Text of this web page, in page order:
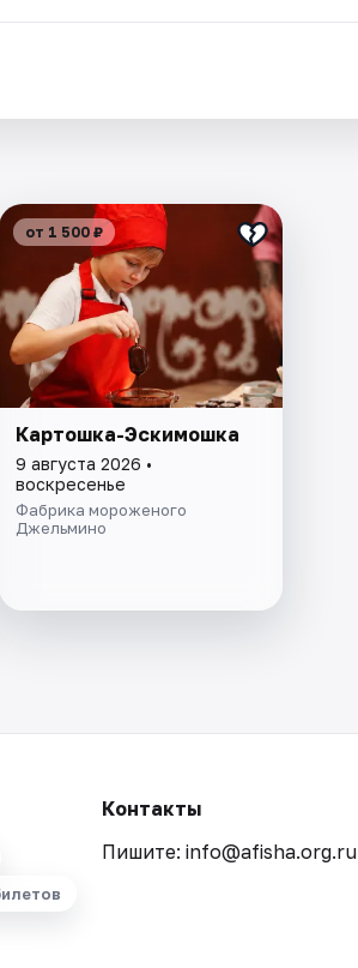
от 1 500 ₽
Картошка-Эскимошка
9 августа 2026 •
воскресенье
Фабрика мороженого
Джельмино
Контакты
Пишите: info@afisha.org.ru